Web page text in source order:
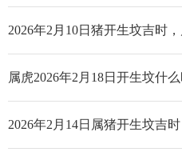
2026年2月10日猪开生坟吉时